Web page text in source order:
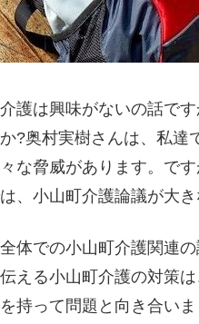
護は興味がないの話で
?奥村実樹さんは、私
な脅威があります。で
、小山町介護論議が大き
体での小山町介護関連
える小山町介護の対策
持って問題と向き合い